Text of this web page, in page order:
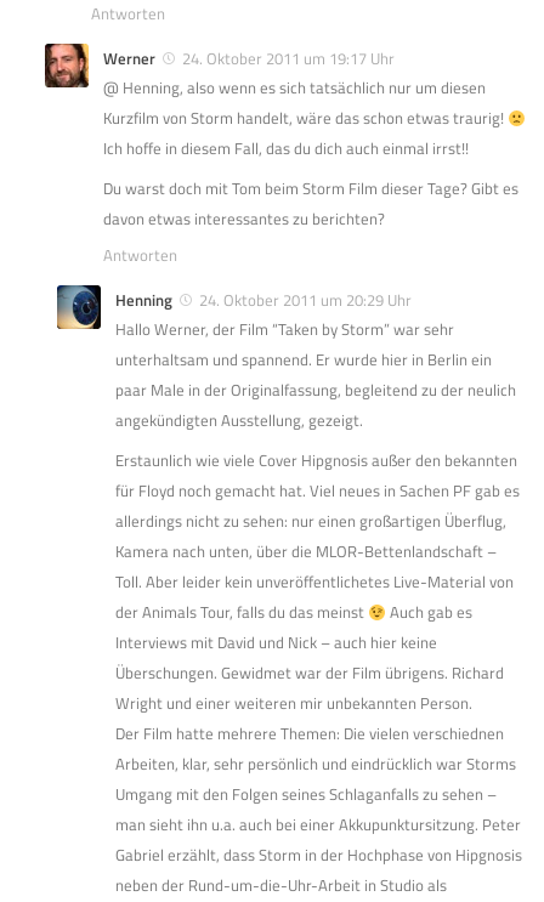
Antworten
Werner
24. Oktober 2011 um 19:17 Uhr
@ Henning, also wenn es sich tatsächlich nur um diesen
Kurzfilm von Storm handelt, wäre das schon etwas traurig!
Ich hoffe in diesem Fall, das du dich auch einmal irrst!!
Du warst doch mit Tom beim Storm Film dieser Tage? Gibt es
davon etwas interessantes zu berichten?
Antworten
Henning
24. Oktober 2011 um 20:29 Uhr
Hallo Werner, der Film “Taken by Storm” war sehr
unterhaltsam und spannend. Er wurde hier in Berlin ein
paar Male in der Originalfassung, begleitend zu der neulich
angekündigten Ausstellung, gezeigt.
Erstaunlich wie viele Cover Hipgnosis außer den bekannten
für Floyd noch gemacht hat. Viel neues in Sachen PF gab es
allerdings nicht zu sehen: nur einen großartigen Überflug,
Kamera nach unten, über die MLOR-Bettenlandschaft –
Toll. Aber leider kein unveröffentlichetes Live-Material von
der Animals Tour, falls du das meinst
Auch gab es
Interviews mit David und Nick – auch hier keine
Überschungen. Gewidmet war der Film übrigens. Richard
Wright und einer weiteren mir unbekannten Person.
Der Film hatte mehrere Themen: Die vielen verschiednen
Arbeiten, klar, sehr persönlich und eindrücklich war Storms
Umgang mit den Folgen seines Schlaganfalls zu sehen –
man sieht ihn u.a. auch bei einer Akkupunktursitzung. Peter
Gabriel erzählt, dass Storm in der Hochphase von Hipgnosis
neben der Rund-um-die-Uhr-Arbeit in Studio als